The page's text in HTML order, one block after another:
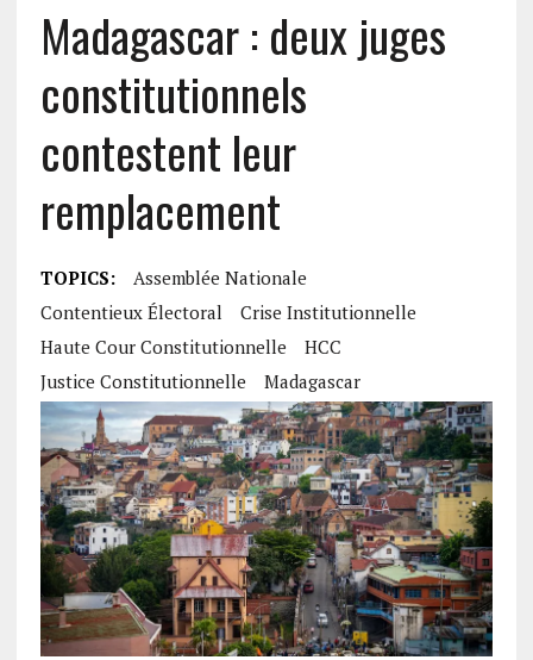
Madagascar : deux juges
constitutionnels
contestent leur
remplacement
TOPICS:
Assemblée Nationale
Contentieux Électoral
Crise Institutionnelle
Haute Cour Constitutionnelle
HCC
Justice Constitutionnelle
Madagascar